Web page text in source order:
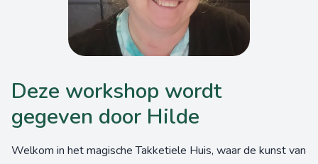
Deze workshop wordt
gegeven door Hilde
Welkom in het magische Takketiele Huis, waar de kunst van